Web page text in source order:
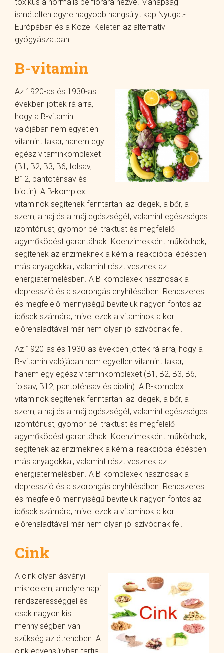
toxikus a normális bélflórára nézve. Manapság
ismételten egyre nagyobb hangsúlyt kap Nyugat-
Európában és a Közel-Keleten az alternatív
gyógyászatban.
B-vitamin
Az 1920-as és 1930-as
években jöttek rá arra,
hogy a B-vitamin
valójában nem egyetlen
vitamint takar, hanem egy
egész vitaminkomplexet
(B1, B2, B3, B6, folsav,
B12, pantoténsav és
biotin). A B-komplex
vitaminok segítenek fenntartani az idegek, a bőr, a
szem, a haj és a máj egészségét, valamint egészséges
izomtónust, gyomor-bél traktust és megfelelő
agyműködést garantálnak. Koenzimekként működnek,
segítenek az enzimeknek a kémiai reakcióba lépésben
más anyagokkal, valamint részt vesznek az
energiatermelésben. A B-komplexek hasznosak a
depresszió és a szorongás enyhítésében. Rendszeres
és megfelelő mennyiségű bevitelük nagyon fontos az
idősek számára, mivel ezek a vitaminok a kor
előrehaladtával már nem olyan jól szívódnak fel.
Az 1920-as és 1930-as években jöttek rá arra, hogy a
B-vitamin valójában nem egyetlen vitamint takar,
hanem egy egész vitaminkomplexet (B1, B2, B3, B6,
folsav, B12, pantoténsav és biotin). A B-komplex
vitaminok segítenek fenntartani az idegek, a bőr, a
szem, a haj és a máj egészségét, valamint egészséges
izomtónust, gyomor-bél traktust és megfelelő
agyműködést garantálnak. Koenzimekként működnek,
segítenek az enzimeknek a kémiai reakcióba lépésben
más anyagokkal, valamint részt vesznek az
energiatermelésben. A B-komplexek hasznosak a
depresszió és a szorongás enyhítésében. Rendszeres
és megfelelő mennyiségű bevitelük nagyon fontos az
idősek számára, mivel ezek a vitaminok a kor
előrehaladtával már nem olyan jól szívódnak fel.
Cink
A cink olyan ásványi
mikroelem, amelyre napi
rendszerességgel és
csak nagyon kis
mennyiségben van
szükség az étrendben. A
cink egyensúlyban tartja